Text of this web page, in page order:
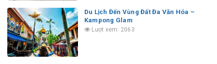
Du Lịch Đến Vùng Đất Đa Văn Hóa –
Kampong Glam
Lượt xem: 2063